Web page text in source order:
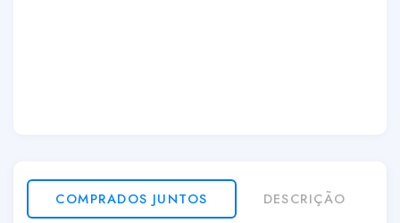
COMPRADOS JUNTOS
DESCRIÇÃO